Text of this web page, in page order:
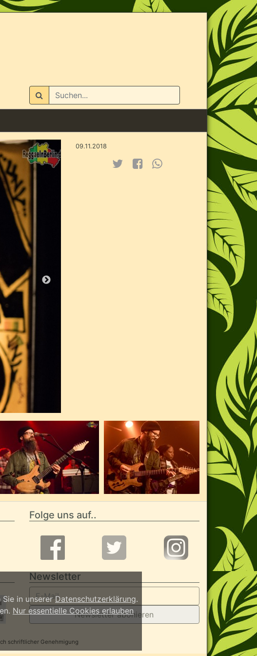
Suchen
09.11.2018
Folge uns auf..
Newsletter
Newsletter abonieren
schriftlicher Genehmigung
Sie in unsererDatenschutzerklärung.
Nur essentielle Cookies erlauben